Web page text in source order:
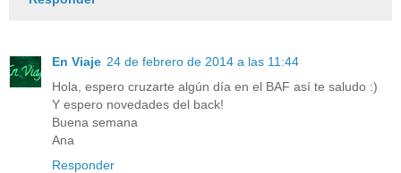
En Viaje 24 de febrero de 2014 a las 11:44
Hola, espero cruzarte algún día en el BAF así te saludo :)
Y espero novedades del back!
Buena semana
Ana
Responder